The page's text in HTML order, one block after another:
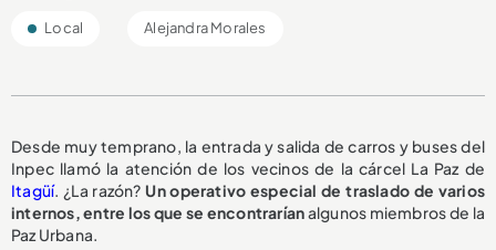
Local Alejandra Morales
Desde muy temprano, la entrada y salida de carros y buses del
Inpec llamó la atención de los vecinos de la cárcel La Paz de
Itagüí. ¿La razón? Un operativo especial de traslado de varios
internos, entre los que se encontraríanalgunos miembros de la
Paz Urbana.